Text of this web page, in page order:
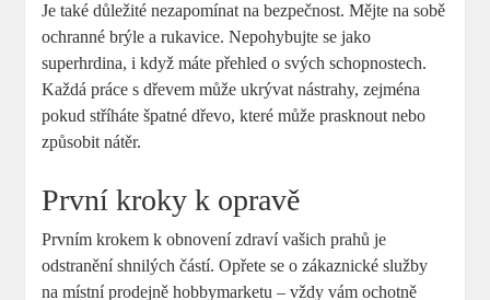
Je také důležité nezapomínat na bezpečnost. Mějte na sobě
ochranné brýle a rukavice. Nepohybujte se jako
superhrdina, i když máte přehled o svých schopnostech.
Každá práce s dřevem může ukrývat nástrahy, zejména
pokud stříháte špatné dřevo, které může prasknout nebo
způsobit nátěr.
První kroky k opravě
Prvním krokem k obnovení zdraví vašich prahů je
odstranění shnilých částí. Opřete se o zákaznické služby
na místní prodejně hobbymarketu – vždy vám ochotně